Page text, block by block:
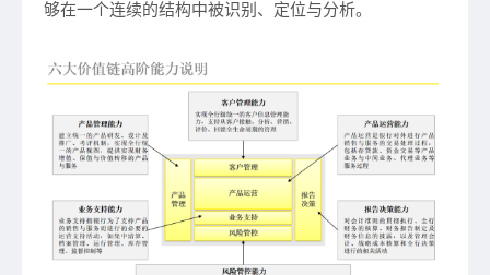
够在一个连续的结构中被识别、定位与分析。